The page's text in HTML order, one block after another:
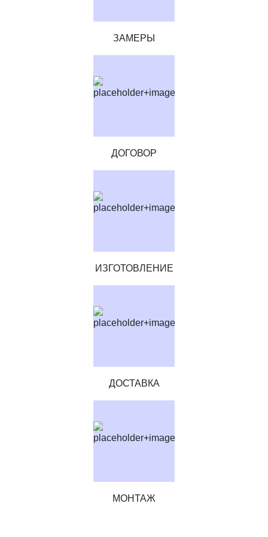
ЗАМЕРЫ
ДОГОВОР
ИЗГОТОВЛЕНИЕ
ДОСТАВКА
МОНТАЖ